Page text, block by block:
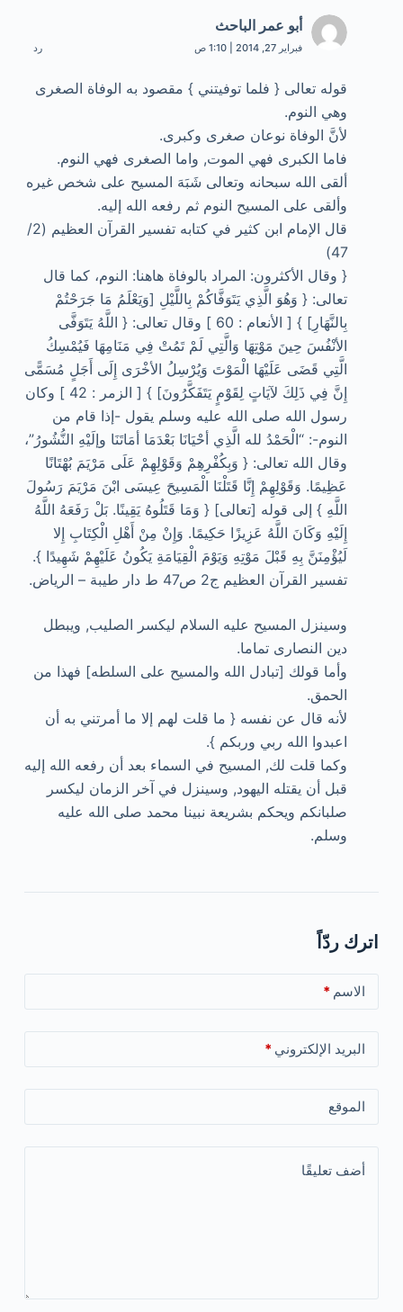
أبو عمر الباحث
فبراير 27, 2014 | 1:10 ص رد
قوله تعالى { فلما توفيتني } مقصود به الوفاة الصغرى
وهي النوم.
لأنَّ الوفاة نوعان صغرى وكبرى.
فاما الكبرى فهي الموت, واما الصغرى فهي النوم.
ألقى الله سبحانه وتعالى شَبَهَ المسيح على شخص غيره
وألقى على المسيح النوم ثم رفعه الله إليه.
قال الإمام ابن كثير في كتابه تفسير القرآن العظيم (2/
47)
{ وقال الأكثرون: المراد بالوفاة هاهنا: النوم، كما قال
تعالى: { وَهُوَ الَّذِي يَتَوَفَّاكُمْ بِاللَّيْلِ [وَيَعْلَمُ مَا جَرَحْتُمْ
بِالنَّهَارِ] } [ الأنعام : 60 ] وقال تعالى: { اللَّهُ يَتَوَفَّى
الأنْفُسَ حِينَ مَوْتِهَا وَالَّتِي لَمْ تَمُتْ فِي مَنَامِهَا فَيُمْسِكُ
الَّتِي قَضَى عَلَيْهَا الْمَوْتَ وَيُرْسِلُ الأخْرَى إِلَى أَجَلٍ مُسَمًّى
إِنَّ فِي ذَلِكَ لآيَاتٍ لِقَوْمٍ يَتَفَكَّرُونَ] } [ الزمر : 42 ] وكان
رسول الله صلى الله عليه وسلم يقول -إذا قام من
النوم-: “الْحَمْدُ لله الَّذِي أحْيَانَا بَعْدَمَا أمَاتَنَا وإلَيْهِ النُّشُورُ”،
وقال الله تعالى: { وَبِكُفْرِهِمْ وَقَوْلِهِمْ عَلَى مَرْيَمَ بُهْتَانًا
عَظِيمًا. وَقَوْلِهِمْ إِنَّا قَتَلْنَا الْمَسِيحَ عِيسَى ابْنَ مَرْيَمَ رَسُولَ
اللَّهِ } إلى قوله [تعالى] { وَمَا قَتَلُوهُ يَقِينًا. بَلْ رَفَعَهُ اللَّهُ
إِلَيْهِ وَكَانَ اللَّهُ عَزِيزًا حَكِيمًا. وَإِنْ مِنْ أَهْلِ الْكِتَابِ إِلا
لَيُؤْمِنَنَّ بِهِ قَبْلَ مَوْتِهِ وَيَوْمَ الْقِيَامَةِ يَكُونُ عَلَيْهِمْ شَهِيدًا }.
تفسير القرآن العظيم ج2 ص47 ط دار طيبة – الرياض.
وسينزل المسيح عليه السلام ليكسر الصليب, ويبطل
دين النصارى تماما.
وأما قولك [تبادل الله والمسيح على السلطه] فهذا من
الحمق.
لأنه قال عن نفسه { ما قلت لهم إلا ما أمرتني به أن
اعبدوا الله ربي وربكم }.
وكما قلت لك, المسيح في السماء بعد أن رفعه الله إليه
قبل أن يقتله اليهود, وسينزل في آخر الزمان ليكسر
صلبانكم ويحكم بشريعة نبينا محمد صلى الله عليه
وسلم.
اترك ردّاً
الاسم *
البريد الإلكتروني *
الموقع
أضف تعليقًا